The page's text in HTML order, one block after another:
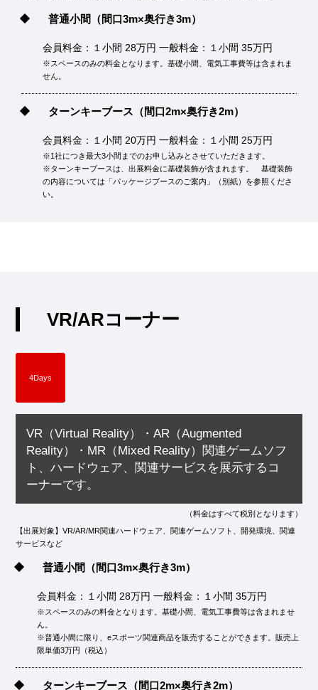
普通小間 （間口3m×奥行き3m）
会員料金：１小間 28万円 一般料金：１小間 35万円
※スペースのみの料金となります。基礎小間、電気工事費等は含まれま
せん。
ターンキーブース （間口2m×奥行き2m）
会員料金：１小間 20万円 一般料金：１小間 25万円
※1社につき最大3小間までのお申し込みとさせていただきます。
※ターンキーブースは、出展料金に基礎装飾が含まれます。 基礎装飾
の内容については「パッケージブースのご案内」（別紙）を参照くださ
い。
VR/ARコーナー
4Days
VR（Virtual Reality）・AR（Augmented
Reality）・MR（Mixed Reality）関連ゲームソフ
ト、ハードウェア、関連サービスを展示するコ
ーナーです。
（料金はすべて税別となります）
【出展対象】VR/AR/MR関連ハードウェア、関連ゲームソフト、開発環境、関連
サービスなど
普通小間 （間口3m×奥行き3m）
会員料金：１小間 28万円 一般料金：１小間 35万円
※スペースのみの料金となります。基礎小間、電気工事費等は含まれませ
ん。
※普通小間に限り、eスポーツ関連商品を販売することができます。販売上
限単価3万円（税込）
ターンキーブース （間口2m×奥行き2m）